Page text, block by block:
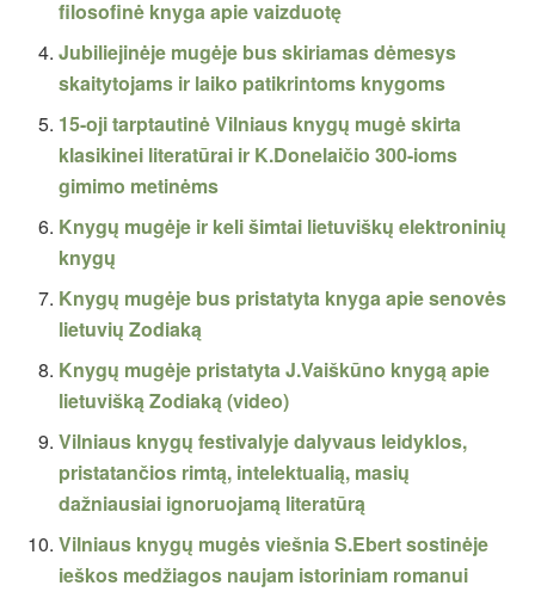
filosofinė knyga apie vaizduotę
Jubiliejinėje mugėje bus skiriamas dėmesys
skaitytojams ir laiko patikrintoms knygoms
15-oji tarptautinė Vilniaus knygų mugė skirta
klasikinei literatūrai ir K.Donelaičio 300-ioms
gimimo metinėms
Knygų mugėje ir keli šimtai lietuviškų elektroninių
knygų
Knygų mugėje bus pristatyta knyga apie senovės
lietuvių Zodiaką
Knygų mugėje pristatyta J.Vaiškūno knygą apie
lietuvišką Zodiaką (video)
Vilniaus knygų festivalyje dalyvaus leidyklos,
pristatančios rimtą, intelektualią, masių
dažniausiai ignoruojamą literatūrą
Vilniaus knygų mugės viešnia S.Ebert sostinėje
ieškos medžiagos naujam istoriniam romanui